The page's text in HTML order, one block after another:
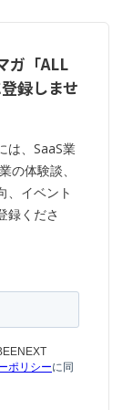
ガ「ALL
録しませ
は、SaaS業
の体験談、
、イベント
録くださ